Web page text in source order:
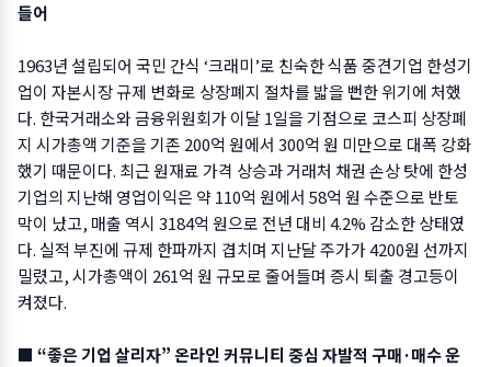
들어
1963년 설립되어 국민 간식 ‘크래미’로 친숙한 식품 중견기업 한성기
업이 자본시장 규제 변화로 상장폐지 절차를 밟을 뻔한 위기에 처했
다. 한국거래소와 금융위원회가 이달 1일을 기점으로 코스피 상장폐
지 시가총액 기준을 기존 200억 원에서 300억 원 미만으로 대폭 강화
했기 때문이다. 최근 원재료 가격 상승과 거래처 채권 손상 탓에 한성
기업의 지난해 영업이익은 약 110억 원에서 58억 원 수준으로 반토
막이 났고, 매출 역시 3184억 원으로 전년 대비 4.2% 감소한 상태였
다. 실적 부진에 규제 한파까지 겹치며 지난달 주가가 4200원 선까지
밀렸고, 시가총액이 261억 원 규모로 줄어들며 증시 퇴출 경고등이
켜졌다.
■ “좋은 기업 살리자” 온라인 커뮤니티 중심 자발적 구매·매수 운